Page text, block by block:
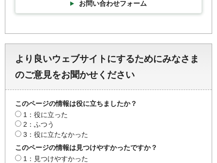
お問い合わせフォーム
より良いウェブサイトにするためにみなさま
のご意見をお聞かせください
このページの情報は役に立ちましたか？
1：役に立った
2：ふつう
3：役に立たなかった
このページの情報は見つけやすかったですか？
1：見つけやすかった